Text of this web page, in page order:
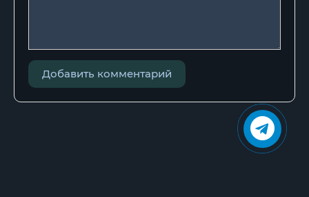
Добавить комментарий